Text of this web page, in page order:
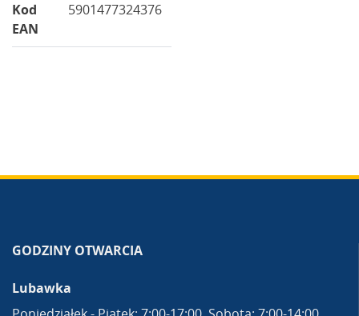
Kod
EAN
5901477324376
GODZINY OTWARCIA
Lubawka